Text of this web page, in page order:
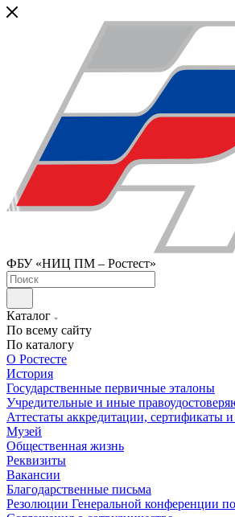
ФБУ «НИЦ ПМ – Ростест»
Каталог
По всему сайту
По каталогу
О Ростесте
История
Государственные первичные эталоны
Учредительные и иные
Аттестаты аккредитации, сертификаты
Музей
Общественная жизнь
Реквизиты
Вакансии
Благодарственные письма
Резолюции Генеральной конференции